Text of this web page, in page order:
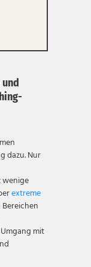
dazu. Nur
extreme
mit